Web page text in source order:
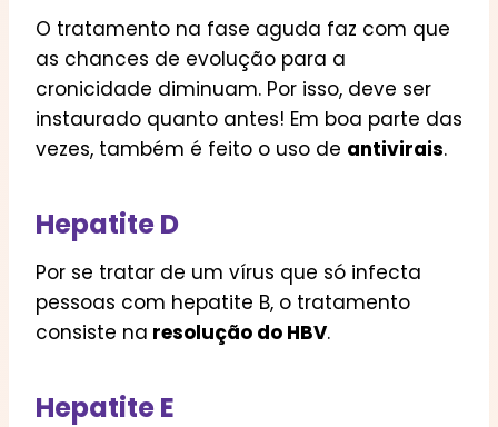
O tratamento na fase aguda faz com que
as chances de evolução para a
cronicidade diminuam. Por isso, deve ser
instaurado quanto antes! Em boa parte das
vezes, também é feito o uso de antivirais.
Hepatite D
Por se tratar de um vírus que só infecta
pessoas com hepatite B, o tratamento
consiste na resolução do HBV.
Hepatite E